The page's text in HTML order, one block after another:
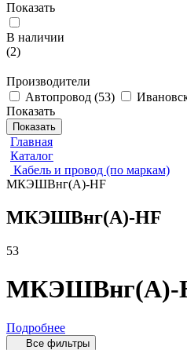
Показать
В наличии
(2)
Производители
Автопровод (53)
Показать
Показать
Главная
Каталог
Кабель и провод (по маркам)
МКЭШВнг(А)-HF
МКЭШВнг(А)-HF
53
МКЭШВнг(А)-
Подробнее
Все фильтры